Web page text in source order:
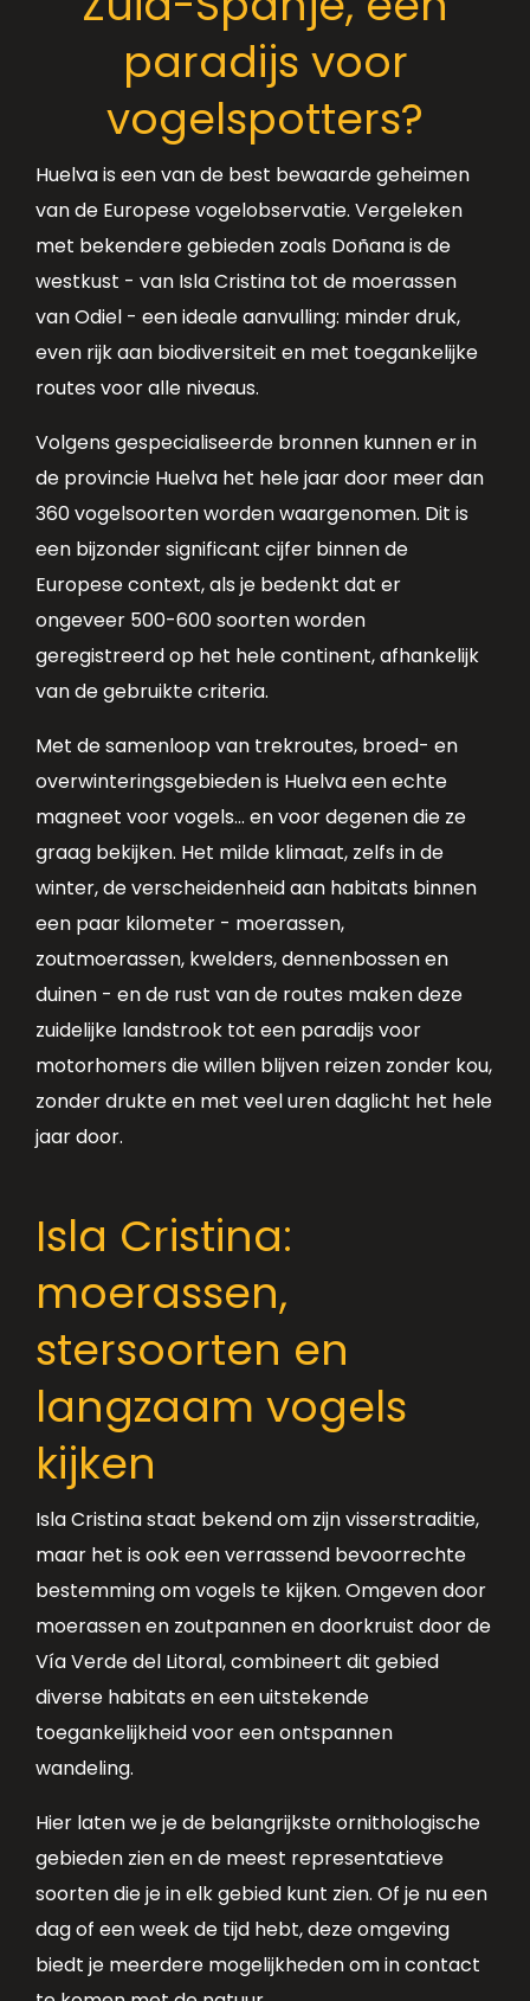
paradijs voor
vogelspotters?
Huelva is een van de best bewaarde geheimen
van de Europese vogelobservatie. Vergeleken
met bekendere gebieden zoals Doñana is de
westkust - van Isla Cristina tot de moerassen
van Odiel - een ideale aanvulling: minder druk,
even rijk aan biodiversiteit en met toegankelijke
routes voor alle niveaus.
Volgens gespecialiseerde bronnen kunnen er in
de provincie Huelva het hele jaar door meer dan
360 vogelsoorten worden waargenomen. Dit is
een bijzonder significant cijfer binnen de
Europese context, als je bedenkt dat er
ongeveer 500-600 soorten worden
geregistreerd op het hele continent, afhankelijk
van de gebruikte criteria.
Met de samenloop van trekroutes, broed- en
overwinteringsgebieden is Huelva een echte
magneet voor vogels... en voor degenen die ze
graag bekijken. Het milde klimaat, zelfs in de
winter, de verscheidenheid aan habitats binnen
een paar kilometer - moerassen,
zoutmoerassen, kwelders, dennenbossen en
duinen - en de rust van de routes maken deze
zuidelijke landstrook tot een paradijs voor
motorhomers die willen blijven reizen zonder kou,
zonder drukte en met veel uren daglicht het hele
jaar door.
Isla Cristina:
moerassen,
stersoorten en
langzaam vogels
kijken
Isla Cristina staat bekend om zijn visserstraditie,
maar het is ook een verrassend bevoorrechte
bestemming om vogels te kijken. Omgeven door
moerassen en zoutpannen en doorkruist door de
Vía Verde del Litoral, combineert dit gebied
diverse habitats en een uitstekende
toegankelijkheid voor een ontspannen
wandeling.
Hier laten we je de belangrijkste ornithologische
gebieden zien en de meest representatieve
soorten die je in elk gebied kunt zien. Of je nu een
dag of een week de tijd hebt, deze omgeving
biedt je meerdere mogelijkheden om in contact